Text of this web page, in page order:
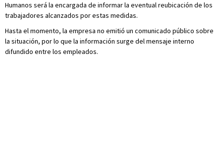
Humanos será la encargada de informar la eventual reubicación de los
trabajadores alcanzados por estas medidas.
Hasta el momento, la empresa no emitió un comunicado público sobre
la situación, por lo que la información surge del mensaje interno
difundido entre los empleados.